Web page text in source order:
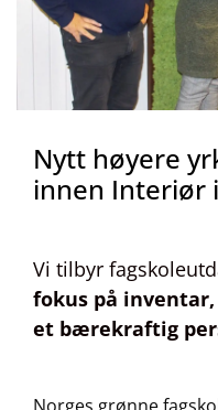
Nytt høyere
innen Interiør
Vi tilbyr
fokus på
et bærekraftig